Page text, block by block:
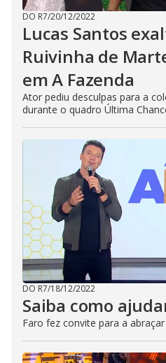
DO R7/20/12/2022
Lucas Santos
Ruivinha de
em A Fazenda
Ator pediu desculpas para a
durante o quadro Última
DO R7/18/12/2022
Saiba como
Faro fez convite para a